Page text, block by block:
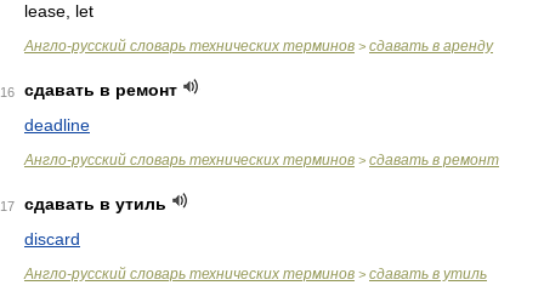
lease, let
Англо-русский словарь технических терминов > сдавать в аренду
16
сдавать в ремонт
deadline
Англо-русский словарь технических терминов > сдавать в ремонт
17
сдавать в утиль
discard
Англо-русский словарь технических терминов > сдавать в утиль